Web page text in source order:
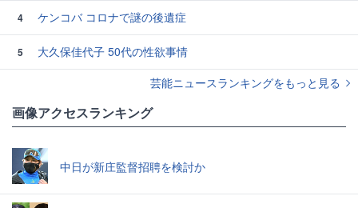
4 ケンコバ コロナで謎の後遺症
5
大久保佳代子 50代の性欲事情
芸能ニュースランキングをもっと見る
画像アクセスランキング
中日が新庄監督招聘を検討か